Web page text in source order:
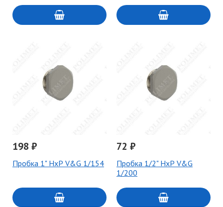
198 ₽
Пробка 1" НхР V&G 1/154
72 ₽
Пробка 1/2" НхР V&G
1/200